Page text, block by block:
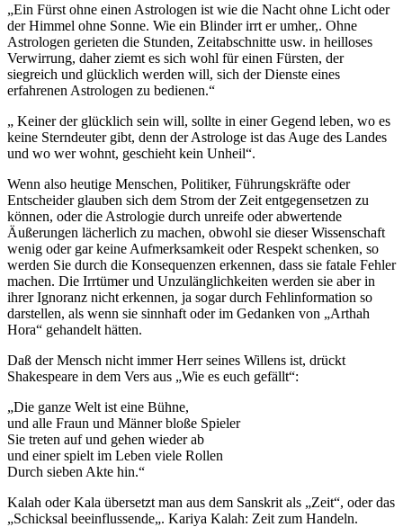
„Ein Fürst ohne einen Astrologen ist wie die Nacht ohne Licht oder
der Himmel ohne Sonne. Wie ein Blinder irrt er umher,. Ohne
Astrologen gerieten die Stunden, Zeitabschnitte usw. in heilloses
Verwirrung, daher ziemt es sich wohl für einen Fürsten, der
siegreich und glücklich werden will, sich der Dienste eines
erfahrenen Astrologen zu bedienen.“
„ Keiner der glücklich sein will, sollte in einer Gegend leben, wo es
keine Sterndeuter gibt, denn der Astrologe ist das Auge des Landes
und wo wer wohnt, geschieht kein Unheil“.
Wenn also heutige Menschen, Politiker, Führungskräfte oder
Entscheider glauben sich dem Strom der Zeit entgegensetzen zu
können, oder die Astrologie durch unreife oder abwertende
Äußerungen lächerlich zu machen, obwohl sie dieser Wissenschaft
wenig oder gar keine Aufmerksamkeit oder Respekt schenken, so
werden Sie durch die Konsequenzen erkennen, dass sie fatale Fehler
machen. Die Irrtümer und Unzulänglichkeiten werden sie aber in
ihrer Ignoranz nicht erkennen, ja sogar durch Fehlinformation so
darstellen, als wenn sie sinnhaft oder im Gedanken von „Arthah
Hora“ gehandelt hätten.
Daß der Mensch nicht immer Herr seines Willens ist, drückt
Shakespeare in dem Vers aus „Wie es euch gefällt“:
„Die ganze Welt ist eine Bühne,
und alle Fraun und Männer bloße Spieler
Sie treten auf und gehen wieder ab
und einer spielt im Leben viele Rollen
Durch sieben Akte hin.“
Kalah oder Kala übersetzt man aus dem Sanskrit als „Zeit“, oder das
„Schicksal beeinflussende„. Kariya Kalah: Zeit zum Handeln.